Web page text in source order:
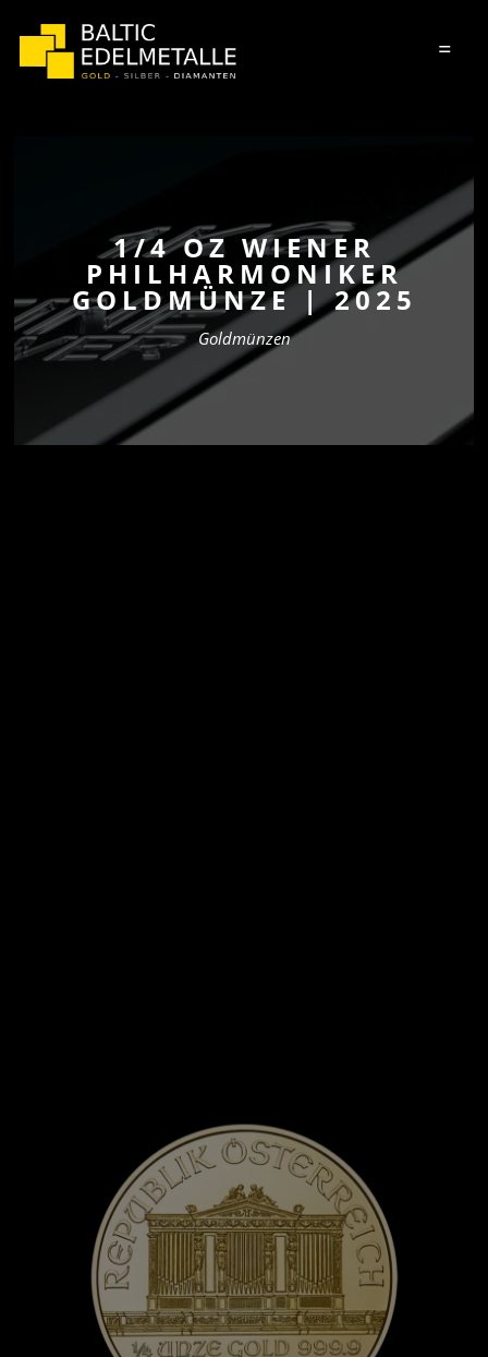
=
1/4 OZ WIENER
PHILHARMONIKER
GOLDMÜNZE | 2025
Goldmünzen